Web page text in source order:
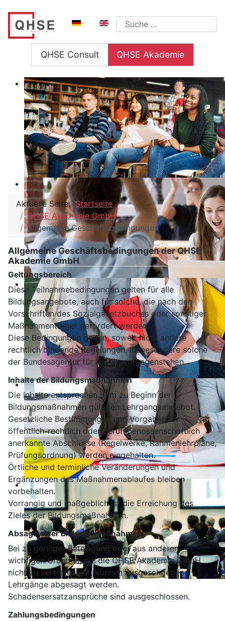
Sprache auswählen
Suchen
QHSE Consult QHSE Akademie
Aktuelle Seite: Startseite
QHSE Akademie GmbH
Allgemeine Geschäftsbedingungen
Allgemeine Geschäftsbedingungen der QHSE
Akademie GmbH
Geltungsbereich
Diese Teilnahmebedingungen gelten für alle
Bildungsangebote, auch für solche, die nach den
Vorschriften des Sozialgesetzbuches oder sonstiger
Maßnahmenträger gefördert werden.
Diese Bedingungen gelten, soweit nicht andere
rechtlich bindende Regelungen, insbesondere solche
der Bundesagentur für Arbeit, entgegenstehen.
Inhalte der Bildungsmaßnahmen
Die Inhalte entsprechen dem zu Beginn der
Bildungsmaßnahmen gültigen Lehrgangsangebot.
Gesetzliche Bestimmungen und Vorgaben für
öffentlich-rechtlich oder berufsgenossenschaftlich
anerkannte Abschlüsse (Regelwerke, Rahmenlehrpläne,
Prüfungsordnung) werden eingehalten.
Örtliche und terminliche Veränderungen und
Ergänzungen des Maßnahmenablaufes bleiben
vorbehalten.
Vorrangig und maßgeblich ist die Erreichung des
Zieles der Bildungsmaßnahmen.
Absage einer Bildungsmaßnahmen
Bei zu geringer Beteiligung oder aus anderen
wichtigen Gründen, die die QHSE Akademie GmbH
nicht zu vertreten hat, können ausgeschriebene
Lehrgänge abgesagt werden.
Schadensersatzansprüche sind ausgeschlossen.
Zahlungsbedingungen